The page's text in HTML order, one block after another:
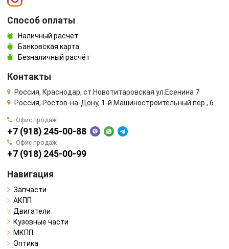
Способ оплаты
Наличный расчёт
Банковская карта
Безналичный расчёт
Контакты
Россия, Краснодар, ст.Новотитаровская ул.Есенина 7
Россия, Ростов-на-Дону, 1-й Машиностроительный пер., 6
Офис продаж
+7 (918) 245-00-88
Офис продаж
+7 (918) 245-00-99
Навигация
Запчасти
АКПП
Двигатели
Кузовные части
МКПП
Оптика